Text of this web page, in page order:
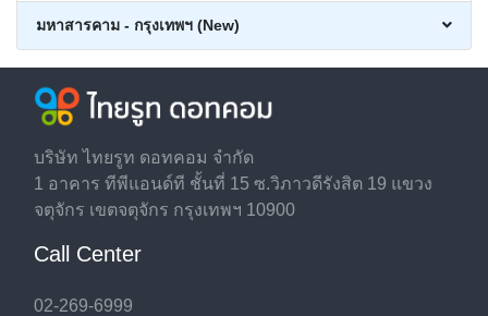
มหาสารคาม - กรุงเทพฯ (New)
บริษัท ไทยรูท ดอทคอม จำกัด
1 อาคาร ทีพีแอนด์ที ชั้นที่ 15 ซ.วิภาวดีรังสิต 19 แขวง
จตุจักร เขตจตุจักร กรุงเทพฯ 10900
Call Center
02-269-6999